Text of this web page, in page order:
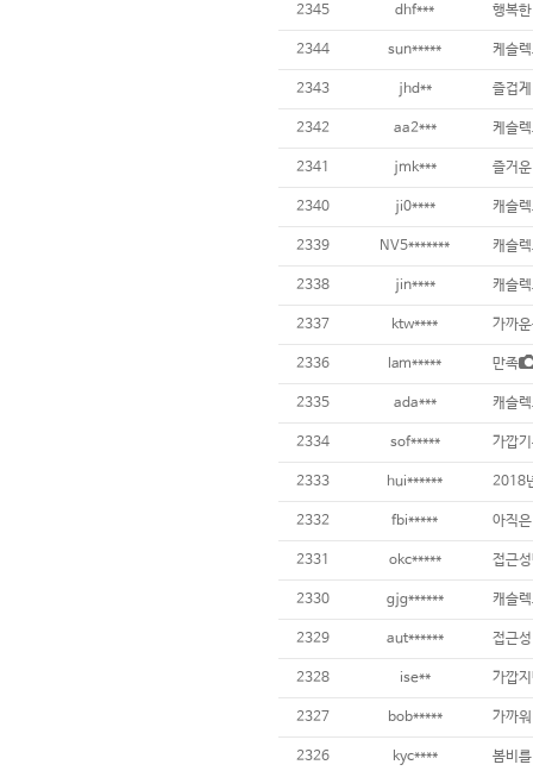
2345 dhf*** 행복
2344 sun***** 케슬
2343 jhd** 즐겁
2342 aa2*** 케슬
2341 jmk*** 즐거
2340 ji0**** 캐슬
2339 NV5******* 캐슬
2338 jin**** 캐슬
2337 ktw**** 가까
2336 lam***** 만족
2335 ada*** 캐슬
2334 sof***** 가깝
2333 hui****** 2018
2332 fbi***** 아직
2331 okc***** 접근
2330 gjg****** 캐슬
2329 aut****** 접근
2328 ise**
2327 bob***** 가까워
2326 kyc**** 봄비